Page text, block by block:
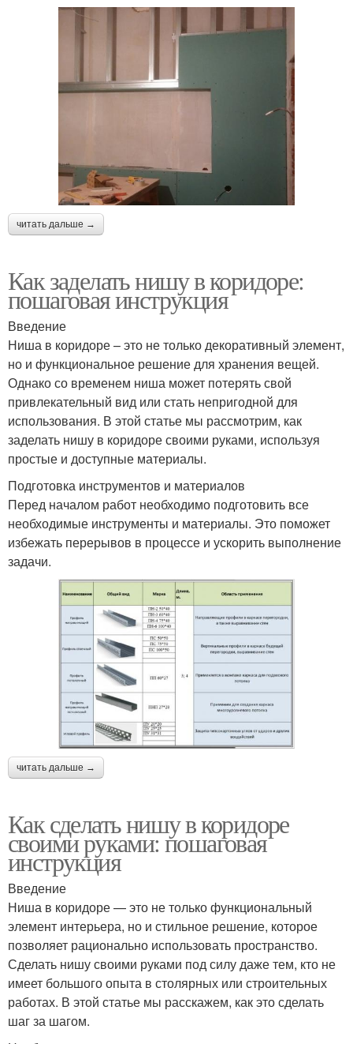
читать дальше →
Как заделать нишу в коридоре:
пошаговая инструкция
Введение
Ниша в коридоре – это не только декоративный элемент,
но и функциональное решение для хранения вещей.
Однако со временем ниша может потерять свой
привлекательный вид или стать непригодной для
использования. В этой статье мы рассмотрим, как
заделать нишу в коридоре своими руками, используя
простые и доступные материалы.
Подготовка инструментов и материалов
Перед началом работ необходимо подготовить все
необходимые инструменты и материалы. Это поможет
избежать перерывов в процессе и ускорить выполнение
задачи.
читать дальше →
Как сделать нишу в коридоре
своими руками: пошаговая
инструкция
Введение
Ниша в коридоре — это не только функциональный
элемент интерьера, но и стильное решение, которое
позволяет рационально использовать пространство.
Сделать нишу своими руками под силу даже тем, кто не
имеет большого опыта в столярных или строительных
работах. В этой статье мы расскажем, как это сделать
шаг за шагом.